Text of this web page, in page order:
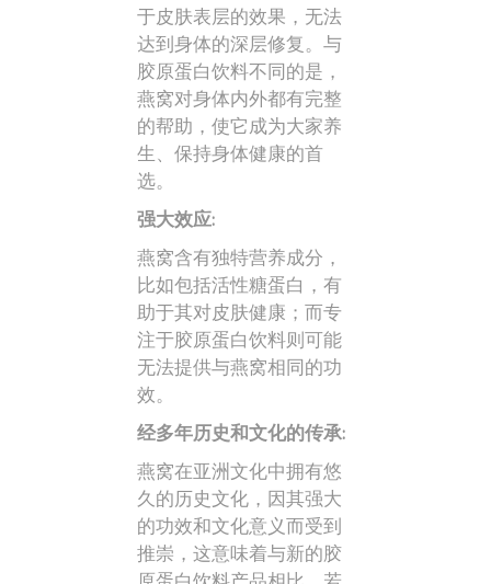
于皮肤表层的效果，无法
达到身体的深层修复。与
胶原蛋白饮料不同的是，
燕窝对身体内外都有完整
的帮助，使它成为大家养
生、保持身体健康的首
选。
强大效应:
燕窝含有独特营养成分，
比如包括活性糖蛋白，有
助于其对皮肤健康；而专
注于胶原蛋白饮料则可能
无法提供与燕窝相同的功
效。
经多年历史和文化的传承:
燕窝在亚洲文化中拥有悠
久的历史文化，因其强大
的功效和文化意义而受到
推崇，这意味着与新的胶